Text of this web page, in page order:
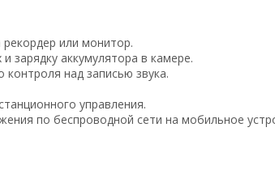
или монитор.
зарядку аккумулятора в камере.
над записью звука.
управления.
по беспроводной сети на мобильное